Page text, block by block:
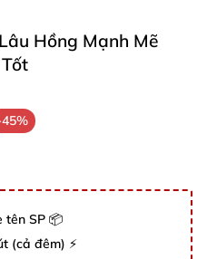
Hồng Mạnh Mẽ
tên SP 📦
(cả đêm) ⚡